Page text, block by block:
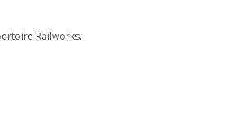
Railworks.